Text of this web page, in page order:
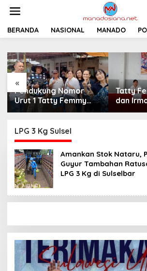
t
BERANDA NASIONAL MANADO
«
Pendukung Nomor
Urut 1 Tatty Femmy
Pangkey Berikan
Pemaparan Visi dan
Misi di Desa Waleure
Tatty
dan
LPG 3 Kg Sulsel
Amankan Stok Nataru,
Guyur Tambahan
LPG 3 Kg di Sulselbar